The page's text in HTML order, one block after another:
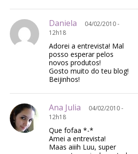
Daniela
04/02/2010 -
12h18
Adorei a entrevista! Mal
posso esperar pelos
novos produtos!
Gosto muito do teu blog!
Beijinhos!
Ana Julia
04/02/2010 -
12h18
Que fofaa *-*
Amei a entrevista!
Maas aiiih Luu, super